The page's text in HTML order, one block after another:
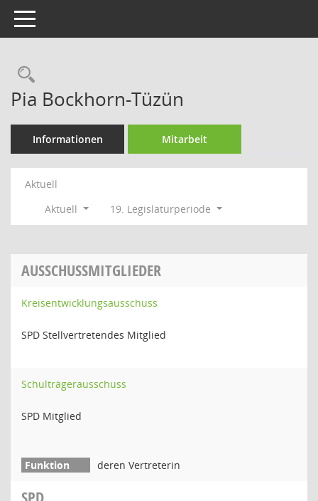
Toggle navigation
Rechercheauswahl
Pia Bockhorn-Tüzün
Informationen Mitarbeit
Aktuell
Aktuell
19. Legislaturperiode
AUSSCHUSSMITGLIEDER
Kreisentwicklungsausschuss
SPD Stellvertretendes Mitglied
Schulträgerausschuss
SPD Mitglied
deren Vertreterin